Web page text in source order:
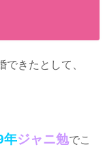
きたとして、
年ジャニ勉でこ